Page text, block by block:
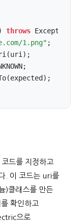
throws Exception
1.png" ;
드를 지정하고
. 이 코드는 uri를
)클래스를 만든
확인하고
으로